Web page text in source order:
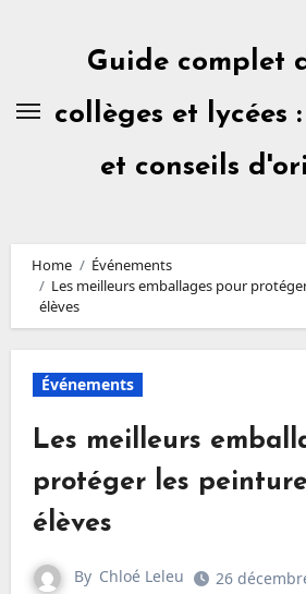
Guide complet
collèges et lycées
et conseils
Home
Événements
Les meilleurs emballages pour
élèves
Événements
Les meilleurs
protéger les
élèves
By Chloé Leleu 26